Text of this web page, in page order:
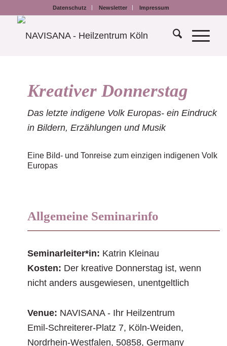
Datenschutz Newsletter Impressum
Kreativer Donnerstag
Das letzte indigene Volk Europas- ein Eindruck
in Bildern, Erzählungen und Musik
Eine Bild- und Tonreise zum einzigen indigenen Volk
Europas
Allgemeine Seminarinfo
Seminarleiter*in: Katrin Kleinau
Kosten: Der kreative Donnerstag ist, wenn
nicht anders ausgewiesen, unentgeltlich
Venue: NAVISANA - Ihr Heilzentrum
Emil-Schreiterer-Platz 7, Köln-Weiden,
Nordrhein-Westfalen, 50858, Germany